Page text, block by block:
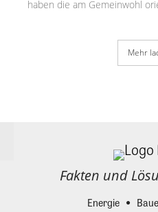
haben die am Gemeinwohl
Mehr
Fakten und
Energie